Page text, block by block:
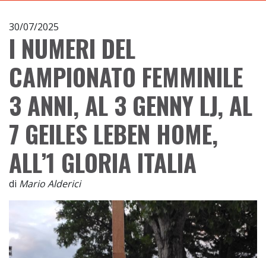
30/07/2025
I NUMERI DEL
CAMPIONATO FEMMINILE
3 ANNI, AL 3 GENNY LJ, AL
7 GEILES LEBEN HOME,
ALL’1 GLORIA ITALIA
di Mario Alderici